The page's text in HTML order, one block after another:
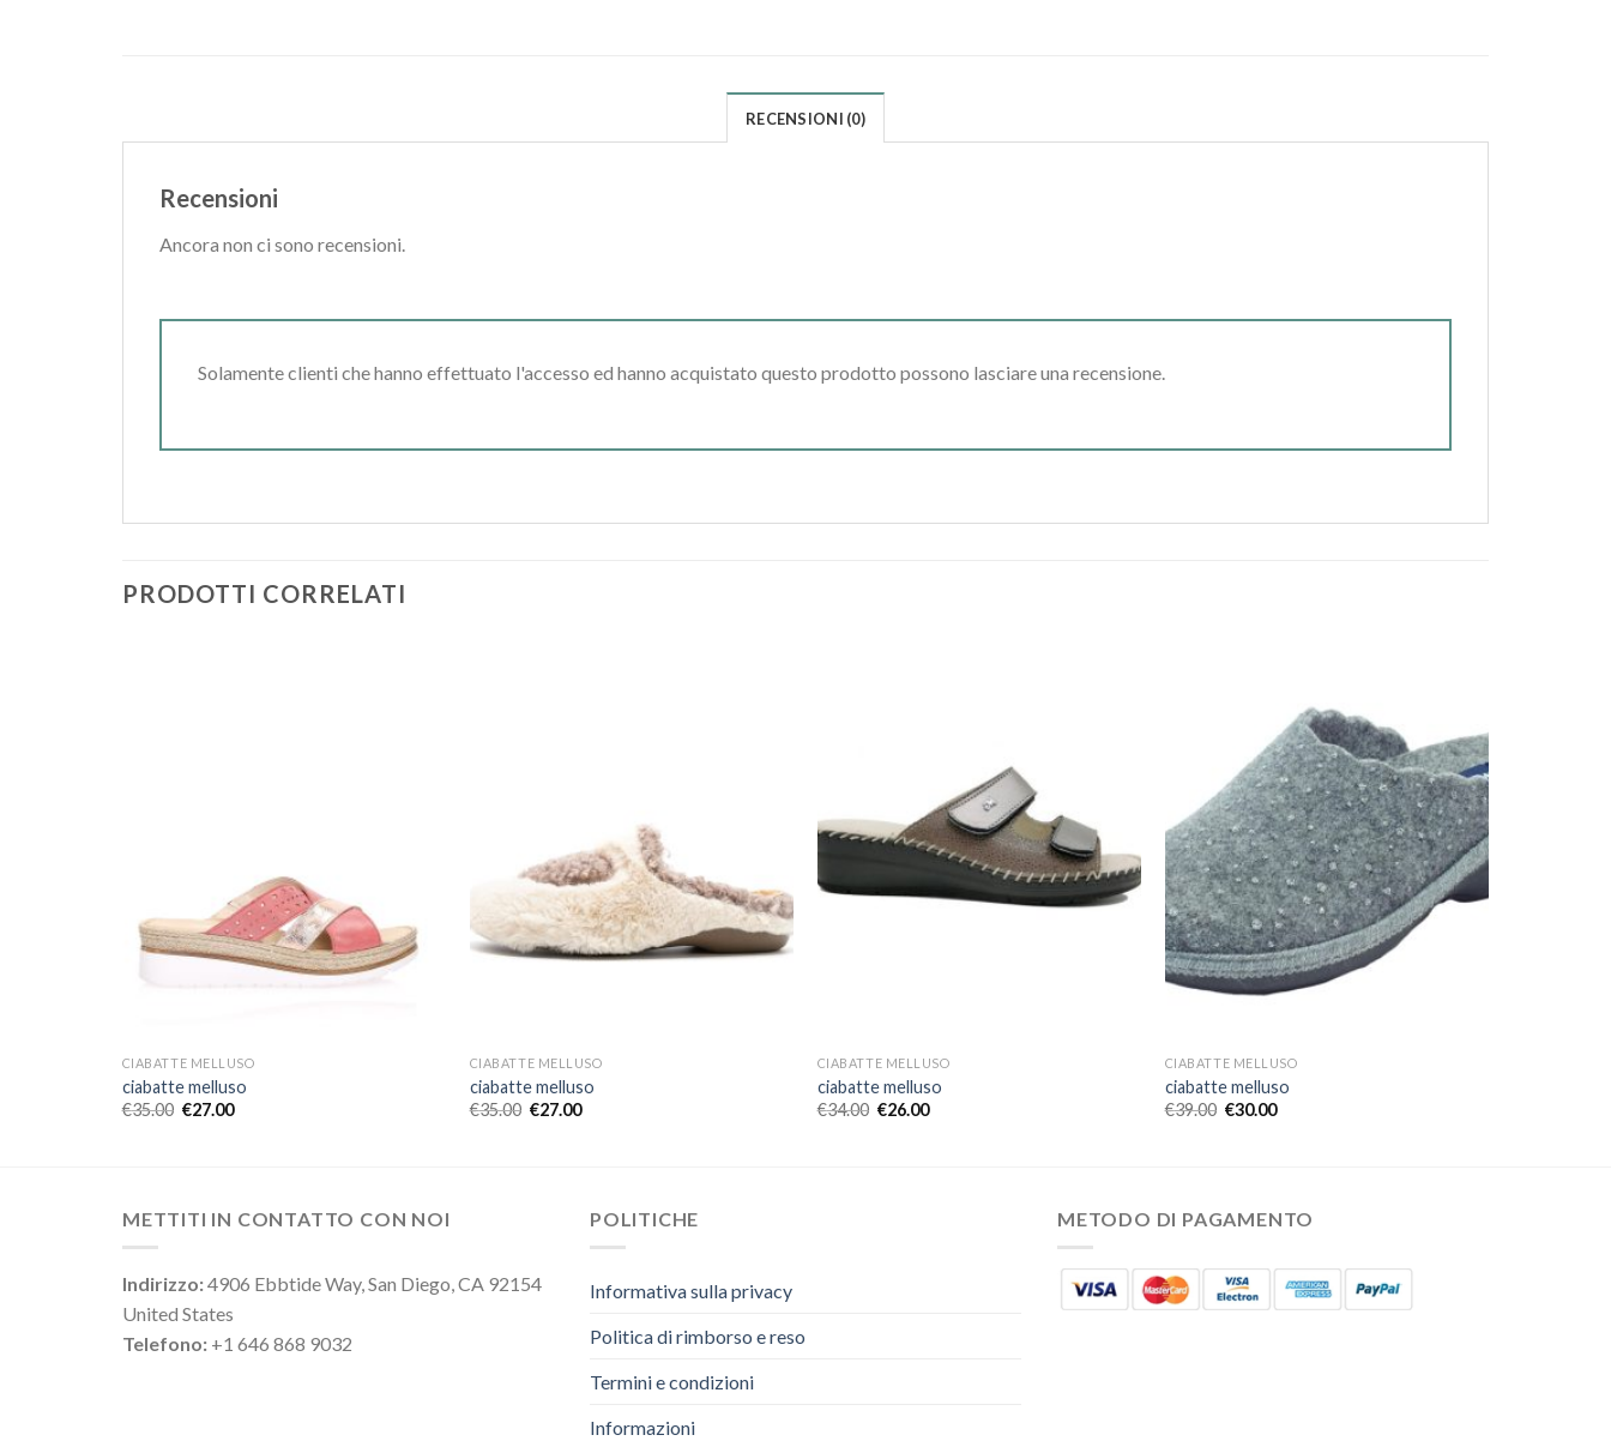
RECENSIONI (0)
Recensioni
Ancora non ci sono recensioni.
Solamente clienti che hanno effettuato l'accesso ed hanno acquistato questo prodotto possono lasciare una recensione.
PRODOTTI CORRELATI
CIABATTE MELLUSO
ciabatte melluso
€35.00 €27.00
CIABATTE MELLUSO
ciabatte melluso
€35.00 €27.00
CIABATTE MELLUSO
ciabatte melluso
€34.00 €26.00
CIABATTE MELLUSO
ciabatte melluso
€39.00 €30.00
METTITI IN CONTATTO CON NOI
Indirizzo:4906 Ebbtide Way, San Diego, CA 92154
United States
Telefono: +1 646 868 9032
POLITICHE
Informativa sulla privacy
Politica di rimborso e reso
Termini e condizioni
Informazioni
METODO DI PAGAMENTO